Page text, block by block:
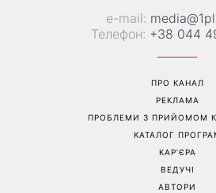
е-mail:
Телефон: +38 044
ПРО КАНАЛ
РЕКЛАМА
ПРОБЛЕМИ З ПРИЙОМОМ
КАТАЛОГ
КАР’ЄРА
ВЕДУЧІ
АВТОРИ